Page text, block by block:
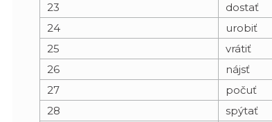
23
dostať
24
urobiť
25
vrátiť
26
nájsť
27
počuť
28
spýtať